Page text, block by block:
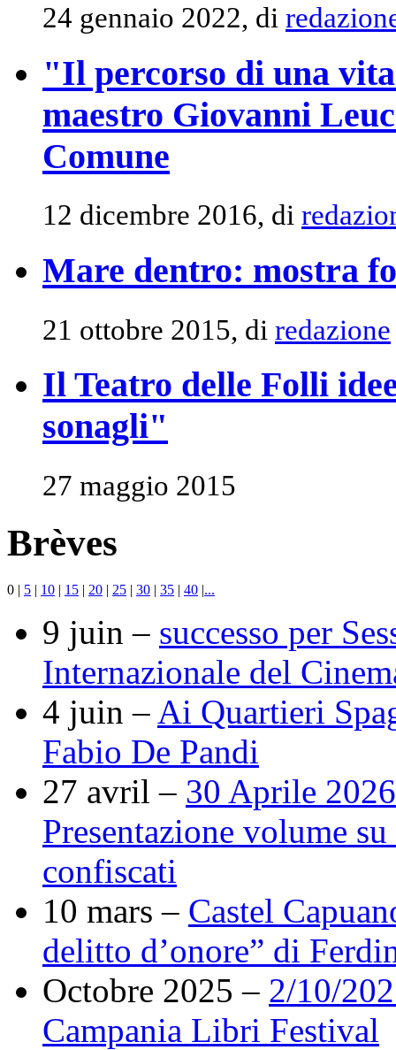
24 gennaio 2022, di
"Il percorso di una
maestro Giovanni
Comune
12 dicembre 2016, di
Mare dentro: mostra
21 ottobre 2015, di redazione
Il Teatro delle Folli
sonagli"
27 maggio 2015
Brèves
0 | 5 | 10 | 15 | 20 | 25 | 30 | 35 | 40 |...
9 juin – successo per
Internazionale del
4 juin – Ai Quartieri
Fabio De Pandi
27 avril – 30 Aprile
Presentazione volume
confiscati
10 mars – Castel
delitto d’onore” di
Octobre 2025 – 2/10/
Campania Libri Festival